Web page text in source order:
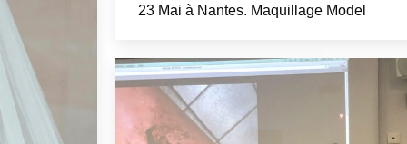
23 Mai à Nantes. Maquillage Model